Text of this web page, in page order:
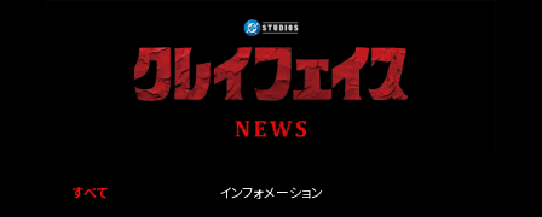
すべて インフォメーション